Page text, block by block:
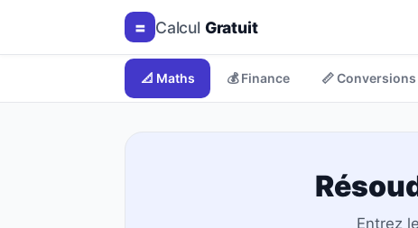
= Calcul Gratuit
📐 Maths 💰 Finance 📏 Conversions
Entrez